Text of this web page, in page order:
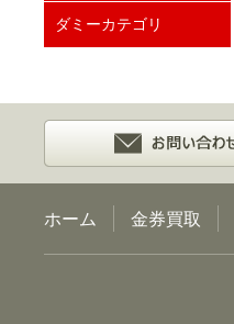
ダミーカテゴリ
ホーム 金券買取